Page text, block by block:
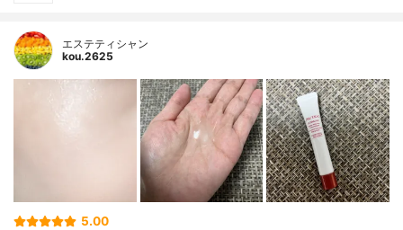
エステティシャン
kou.2625
5.00